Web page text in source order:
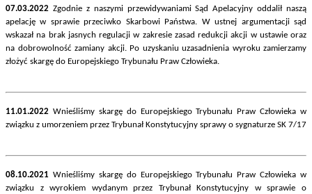
07.03.2022 Zgodnie z naszymi przewidywaniami Sąd Apelacyjny oddalił naszą
apelację w sprawie przeciwko Skarbowi Państwa. W ustnej argumentacji sąd
wskazał na brak jasnych regulacji w zakresie zasad redukcji akcji w ustawie oraz
na dobrowolność zamiany akcji. Po uzyskaniu uzasadnienia wyroku zamierzamy
złożyć skargę do Europejskiego Trybunału Praw Człowieka.
11.01.2022 Wnieśliśmy skargę do Europejskiego Trybunału Praw Człowieka w
związku z umorzeniem przez Trybunał Konstytucyjny sprawy o sygnaturze SK 7/17
08.10.2021 Wnieśliśmy skargę do Europejskiego Trybunału Praw Człowieka w
związku z wyrokiem wydanym przez Trybunał Konstytucyjny w sprawie o